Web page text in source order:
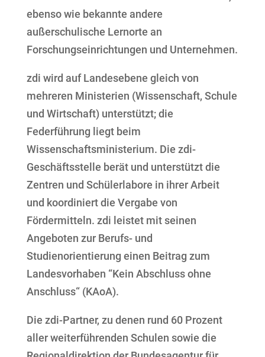
ebenso wie bekannte andere
außerschulische Lernorte an
Forschungseinrichtungen und Unternehmen.
zdi wird auf Landesebene gleich von
mehreren Ministerien (Wissenschaft, Schule
und Wirtschaft) unterstützt; die
Federführung liegt beim
Wissenschaftsministerium. Die zdi-
Geschäftsstelle berät und unterstützt die
Zentren und Schülerlabore in ihrer Arbeit
und koordiniert die Vergabe von
Fördermitteln. zdi leistet mit seinen
Angeboten zur Berufs- und
Studienorientierung einen Beitrag zum
Landesvorhaben “Kein Abschluss ohne
Anschluss“ (KAoA).
Die zdi-Partner, zu denen rund 60 Prozent
aller weiterführenden Schulen sowie die